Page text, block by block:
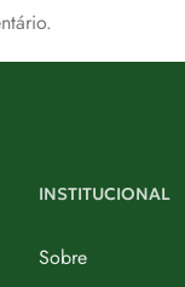
INSTITUCIONAL
Sobre